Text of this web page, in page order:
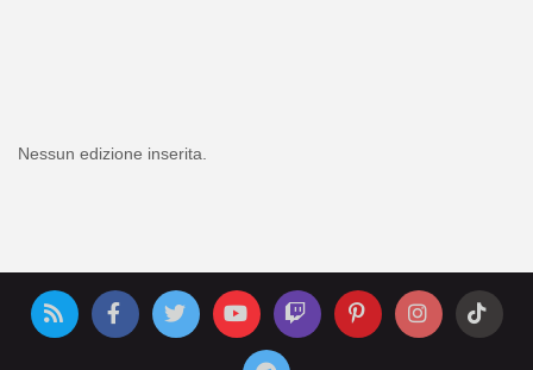
Nessun edizione inserita.